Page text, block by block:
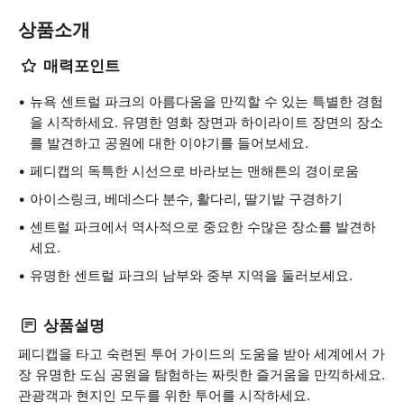
상품소개
매력포인트
뉴욕 센트럴 파크의 아름다움을 만끽할 수 있는 특별한 경험
을 시작하세요. 유명한 영화 장면과 하이라이트 장면의 장소
를 발견하고 공원에 대한 이야기를 들어보세요.
페디캡의 독특한 시선으로 바라보는 맨해튼의 경이로움
아이스링크, 베데스다 분수, 활다리, 딸기밭 구경하기
센트럴 파크에서 역사적으로 중요한 수많은 장소를 발견하
세요.
유명한 센트럴 파크의 남부와 중부 지역을 둘러보세요.
상품설명
페디캡을 타고 숙련된 투어 가이드의 도움을 받아 세계에서 가
장 유명한 도심 공원을 탐험하는 짜릿한 즐거움을 만끽하세요.
관광객과 현지인 모두를 위한 투어를 시작하세요.